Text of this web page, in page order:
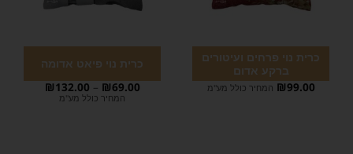
כרית נוי פרחים ועיטורים
ברקע אדום
₪99.00 המחיר כולל מע"מ
כרית נוי פיאט אדומה
₪69.00
–
₪132.00
המחיר כולל מע"מ